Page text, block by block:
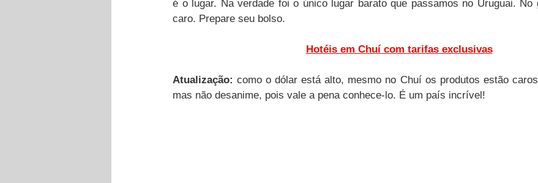
é o lugar. Na verdade foi o único lugar barato que passamos no Uruguai.
caro. Prepare seu bolso.
Hotéis em Chuí com tarifas exclusivas
Atualização: como o dólar está alto, mesmo no Chuí os produtos estão
mas não desanime, pois vale a pena conhece-lo. É um país incrível!